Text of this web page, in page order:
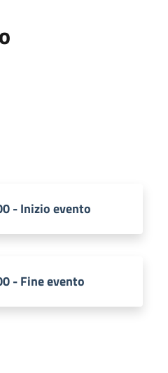
- Inizio evento
- Fine evento